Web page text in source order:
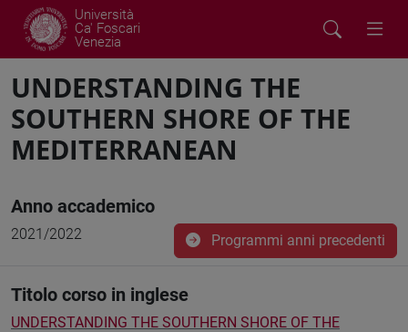
Università
Ca' Foscari
Venezia
UNDERSTANDING THE
SOUTHERN SHORE OF THE
MEDITERRANEAN
Anno accademico
2021/2022 Programmi anni precedenti
Titolo corso in inglese
UNDERSTANDING THE SOUTHERN SHORE OF THE